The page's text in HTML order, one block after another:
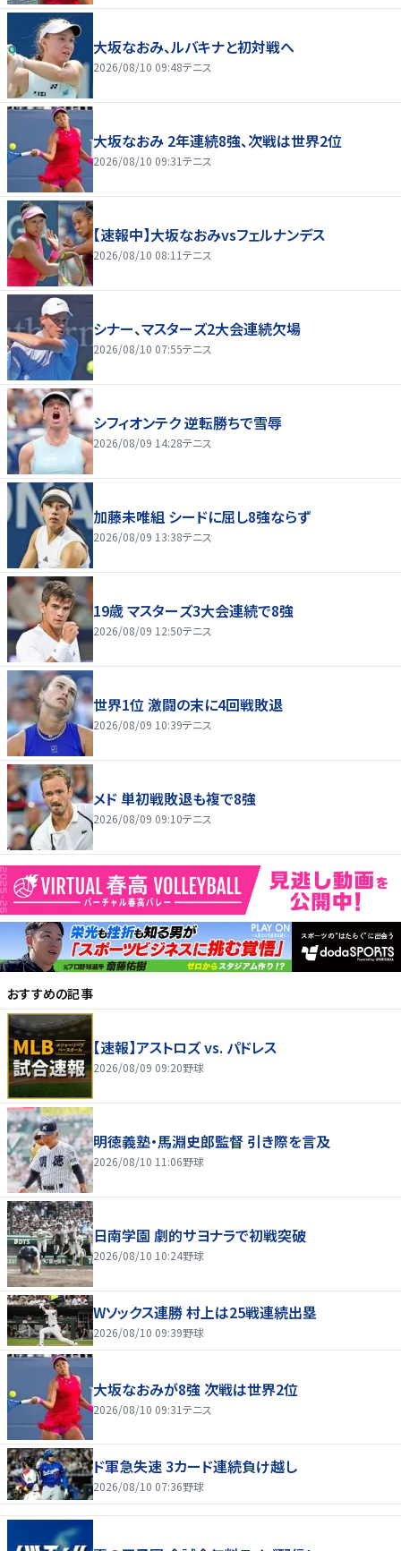
大坂なおみ、ルバキナと初対戦へ
2026/08/10 09:48テニス
大坂なおみ 2年連続8強、次戦は世界2位
2026/08/10 09:31テニス
【速報中】大坂なおみvsフェルナンデス
2026/08/10 08:11テニス
シナー、マスターズ2大会連続欠場
2026/08/10 07:55テニス
シフィオンテク 逆転勝ちで雪辱
2026/08/09 14:28テニス
加藤未唯組 シードに屈し8強ならず
2026/08/09 13:38テニス
19歳 マスターズ3大会連続で8強
2026/08/09 12:50テニス
世界1位 激闘の末に4回戦敗退
2026/08/09 10:39テニス
メド 単初戦敗退も複で8強
2026/08/09 09:10テニス
おすすめの記事
【速報】アストロズ vs. パドレス
2026/08/09 09:20野球
明徳義塾・馬淵史郎監督 引き際を言及
2026/08/10 11:06野球
日南学園 劇的サヨナラで初戦突破
2026/08/10 10:24野球
Wソックス連勝 村上は25戦連続出塁
2026/08/10 09:39野球
大坂なおみが8強 次戦は世界2位
2026/08/10 09:31テニス
ド軍急失速 3カード連続負け越し
2026/08/10 07:36野球